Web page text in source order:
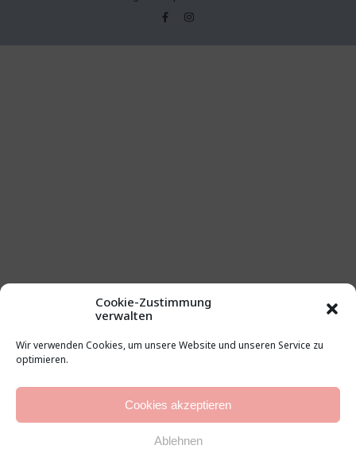
Cookie-Zustimmung
verwalten
Wir verwenden Cookies, um unsere Website und unseren Service zu
optimieren.
Cookies akzeptieren
Ablehnen